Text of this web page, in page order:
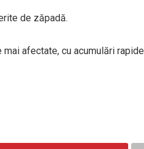
de zăpadă.
afectate, cu acumulări rapide